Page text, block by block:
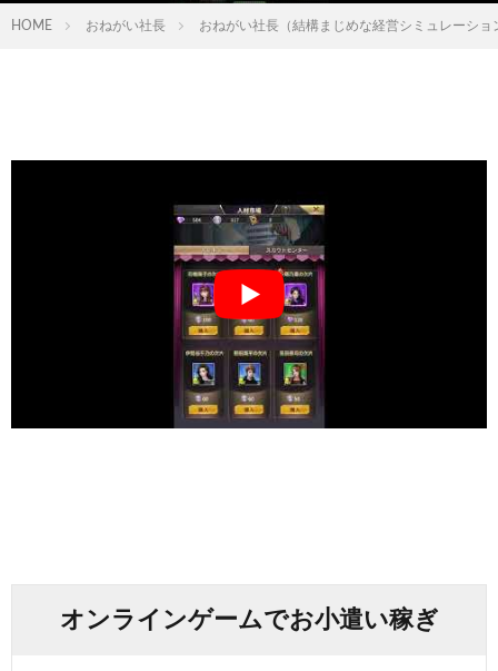
HOME おねがい社長 おねがい社長（結構まじめな経営シミュレーショ
オンラインゲームでお小遣い稼ぎ